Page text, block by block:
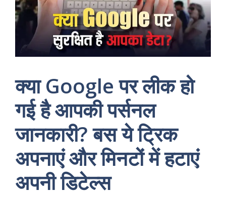
क्या Google पर लीक हो
गई है आपकी पर्सनल
जानकारी? बस ये ट्रिक
अपनाएं और मिनटों में हटाएं
अपनी डिटेल्स